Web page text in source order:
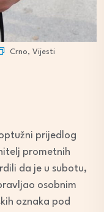
Crno, Vijesti
prijedlog
prometnih
da je u subotu,
osobnim
oznaka pod